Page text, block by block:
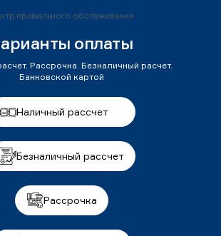
правильного обслуживания
оплаты
Рассрочка. Безналичный расчет.
Банковской картой
Наличный рассчет
Безналичный рассчет
Рассрочка